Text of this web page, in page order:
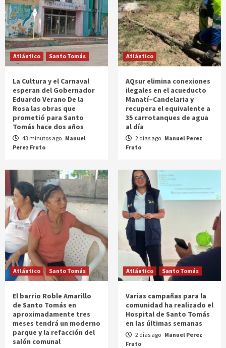
Atlántico Santo Tomás
La Cultura y el Carnaval
esperan del Gobernador
Eduardo Verano De la
Rosa las obras que
prometió para Santo
Tomás hace dos años
43 minutos ago Manuel
Perez Fruto
Atlántico
AQsur elimina conexiones
ilegales en el acueducto
Manatí–Candelaria y
recupera el equivalente a
35 carrotanques de agua
al día
2 días ago Manuel Perez
Fruto
Atlántico Santo Tomás
El barrio Roble Amarillo
de Santo Tomás en
aproximadamente tres
meses tendrá un moderno
parque y la refacción del
salón comunal
Atlántico Santo Tomás
Varias campañas para la
comunidad ha realizado el
Hospital de Santo Tomás
en las últimas semanas
2 días ago Manuel Perez
Fruto